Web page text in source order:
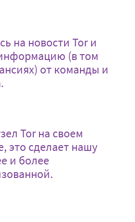
на новости Tor и
(в том
от команды и
Tor на своем
это сделает нашу
и более